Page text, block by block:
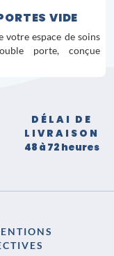
VIDE
votre espace de soins
porte, conçue
DÉLAI DE
LIVRAISON
48 à 72 heures